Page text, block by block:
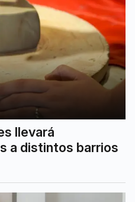
llevará
a distintos barrios